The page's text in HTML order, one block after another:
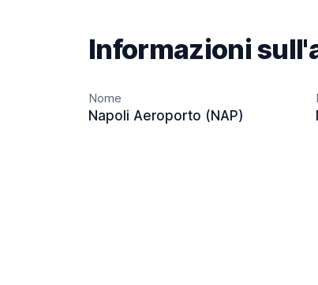
Informazioni
Nome
Napoli Aeroporto (NAP)